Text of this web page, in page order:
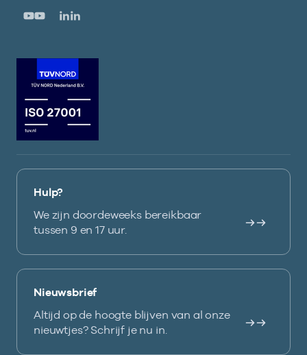
Hulp?
We zijn doordeweeks bereikbaar
tussen 9 en 17 uur.
Nieuwsbrief
Altijd op de hoogte blijven van al onze
nieuwtjes? Schrijf je nu in.